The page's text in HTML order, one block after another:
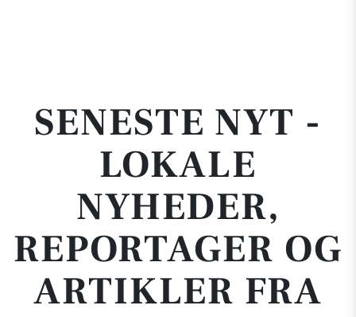
SENESTE NYT -
LOKALE
NYHEDER,
REPORTAGER OG
ARTIKLER FRA